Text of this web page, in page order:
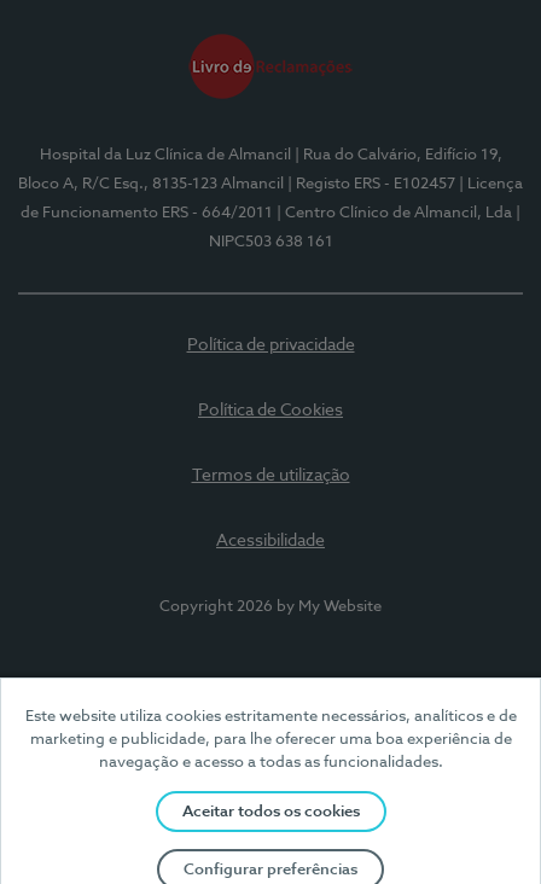
Este website utiliza cookies estritamente necessários, analíticos e de
marketing e publicidade, para lhe oferecer uma boa experiência de
navegação e acesso a todas as funcionalidades.
Aceitar todos os cookies
Configurar preferências
Hospital da Luz Clínica de Almancil
| Rua do Calvário, Edifício 19,
Bloco A, R/C Esq., 8135-123 Almancil
| Registo ERS - E102457
| Licença
de Funcionamento ERS - 664/2011
| Centro Clínico de Almancil, Lda
NIPC503 638 161
Política de privacidade
Política de Cookies
Termos de utilização
Acessibilidade
Copyright 2026 by My Website